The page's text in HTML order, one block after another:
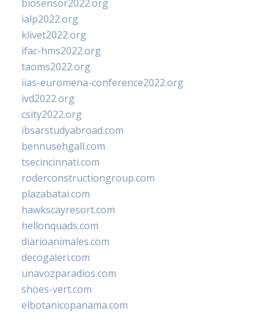
biosensor2022.org
ialp2022.org
klivet2022.org
ifac-hms2022.org
taoms2022.org
iias-euromena-conference2022.org
ivd2022.org
csity2022.org
ibsarstudyabroad.com
bennusehgall.com
tsecincinnati.com
roderconstructiongroup.com
plazabatai.com
hawkscayresort.com
hellonquads.com
diarioanimales.com
decogaleri.com
unavozparadios.com
shoes-vert.com
elbotanicopanama.com